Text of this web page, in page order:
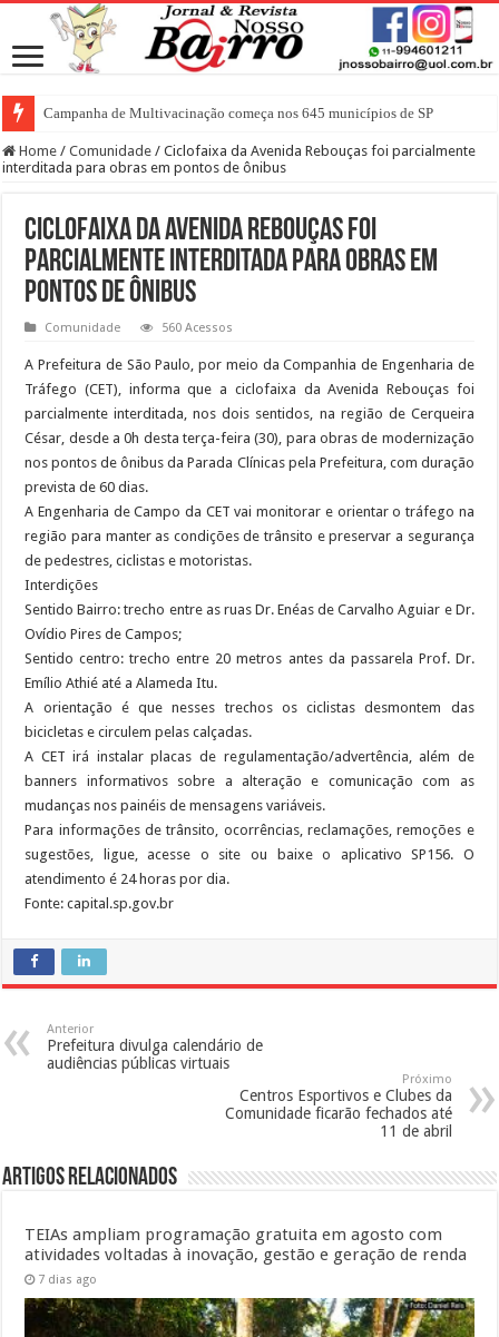
Campanha de Multivacinação começa nos 645 municípios de SP
Home / Comunidade / Ciclofaixa da Avenida Rebouças foi parcialmente
interditada para obras em pontos de ônibus
Ciclofaixa da Avenida Rebouças foi
parcialmente interditada para obras em
pontos de ônibus
Comunidade 560 Acessos
A Prefeitura de São Paulo, por meio da Companhia de Engenharia de
Tráfego (CET), informa que a ciclofaixa da Avenida Rebouças foi
parcialmente interditada, nos dois sentidos, na região de Cerqueira
César, desde a 0h desta terça-feira (30), para obras de modernização
nos pontos de ônibus da Parada Clínicas pela Prefeitura, com duração
prevista de 60 dias.
A Engenharia de Campo da CET vai monitorar e orientar o tráfego na
região para manter as condições de trânsito e preservar a segurança
de pedestres, ciclistas e motoristas.
Interdições
Sentido Bairro: trecho entre as ruas Dr. Enéas de Carvalho Aguiar e Dr.
Ovídio Pires de Campos;
Sentido centro: trecho entre 20 metros antes da passarela Prof. Dr.
Emílio Athié até a Alameda Itu.
A orientação é que nesses trechos os ciclistas desmontem das
bicicletas e circulem pelas calçadas.
A CET irá instalar placas de regulamentação/advertência, além de
banners informativos sobre a alteração e comunicação com as
mudanças nos painéis de mensagens variáveis.
Para informações de trânsito, ocorrências, reclamações, remoções e
sugestões, ligue, acesse o site ou baixe o aplicativo SP156. O
atendimento é 24 horas por dia.
Fonte: capital.sp.gov.br
Anterior
Prefeitura divulga calendário de
audiências públicas virtuais
Próximo
Centros Esportivos e Clubes da
Comunidade ficarão fechados até
11 de abril
Artigos Relacionados
TEIAs ampliam programação gratuita em agosto com
atividades voltadas à inovação, gestão e geração de renda
7 dias ago